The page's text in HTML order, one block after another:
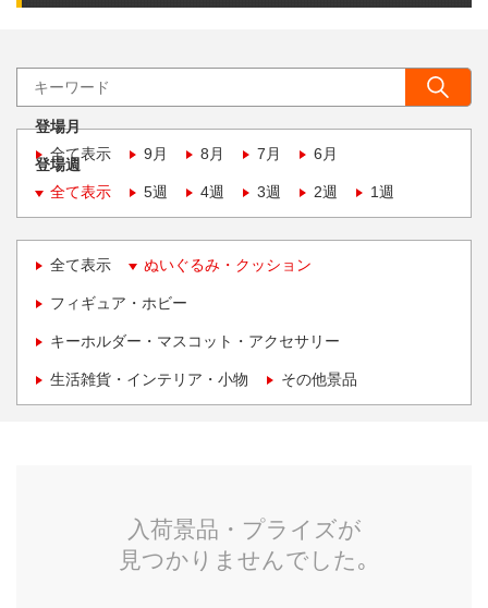
登場月
全て表示
9月 8月 7月 6月
登場週
全て表示
5週 4週 3週 2週 1週
全て表示 ぬいぐるみ・クッション
フィギュア・ホビー
キーホルダー・マスコット・アクセサリー
生活雑貨・インテリア・小物 その他景品